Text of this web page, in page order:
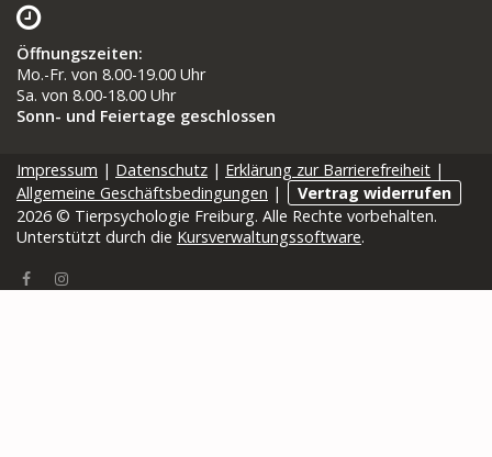
Öffnungszeiten:
Mo.-Fr. von 8.00-19.00 Uhr
Sa. von 8.00-18.00 Uhr
Sonn- und Feiertage geschlossen
Impressum | Datenschutz | Erklärung zur Barrierefreiheit |
Allgemeine Geschäftsbedingungen |
Vertrag widerrufen
2026 © Tierpsychologie Freiburg. Alle Rechte vorbehalten.
Unterstützt durch die Kursverwaltungssoftware.